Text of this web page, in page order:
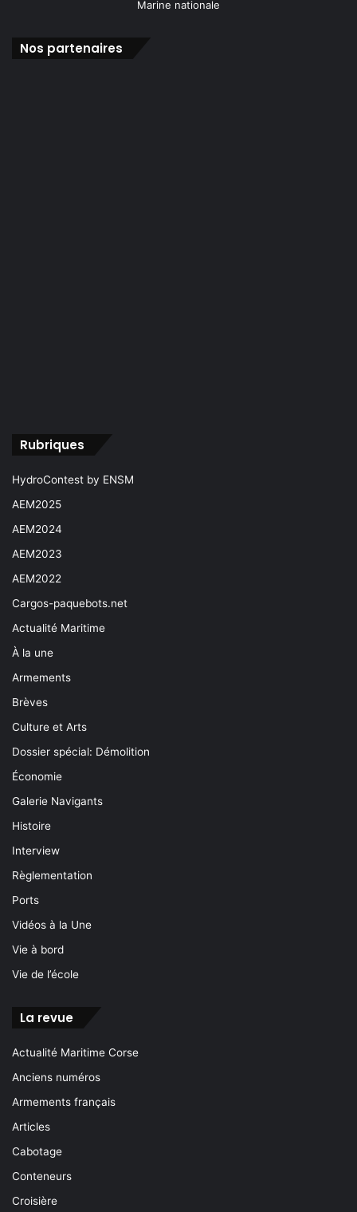
Nos partenaires
Rubriques
HydroContest by ENSM
AEM2025
AEM2024
AEM2023
AEM2022
Cargos-paquebots.net
Actualité Maritime
À la une
Armements
Brèves
Culture et Arts
Dossier spécial: Démolition
Économie
Galerie Navigants
Histoire
Interview
Règlementation
Ports
Vidéos à la Une
Vie à bord
Vie de l’école
La revue
Actualité Maritime Corse
Anciens numéros
Armements français
Articles
Cabotage
Conteneurs
Croisière